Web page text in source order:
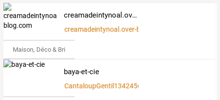
creamadeintynoal.over-blog.com
creamadeintynoal.over-blog.com
Maison, Déco & Bricolage
baya-et-cie
CantaloupGentil1342456